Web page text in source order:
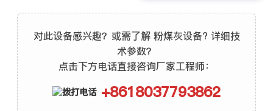
对此设备感兴趣？或需了解 粉煤灰设备? 详细技
术参数？
点击下方电话直接咨询厂家工程师：
+8618037793862